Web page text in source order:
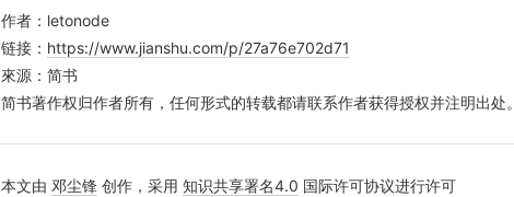
作者：letonode
链接： https://www.jianshu.com/p/27a76e702d71
來源：简书
简书著作权归作者所有，任何形式的转载都请联系作者获得授权并注明出处。
本文由 邓尘锋 创作，采用 知识共享署名4.0 国际许可协议进行许可